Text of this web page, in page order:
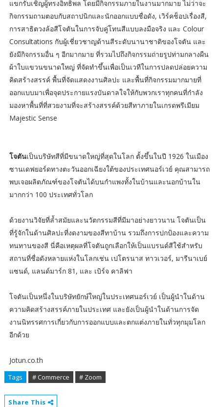
แขกรับเชิญผู้ทรงอิทธิพล โดยมีกิจกรรมภายในงานมากมาย ไม่ว่าจะ
กิจกรรมถามตอบกับสถาปนิกและนักออกแบบชื่อดัง, เวิร์คช็อปเรื่องสี,
การสาธิตวงล้อสีโจตันในการจับคู่โทนสีแบบลงมือจริง และ Colour
Consultations กับผู้เชี่ยวชาญด้านสีระดับนานาชาติของโจตัน และ
ยังมีกิจกรรมอื่น ๆ อีกมากมาย ที่รวมไปถึงกิจกรรมถ่ายรูปท่ามกลางผืน
ผ้าใบแขวนขนาดใหญ่ ที่จัดทำขึ้นเพื่อเป็นเวทีในการปลดปล่อยความ
คิดสร้างสรรค์ พื้นที่จัดแสดงงานศิลปะ และพื้นที่กิจกรรมมากมายที่
ออกแบบมาเพื่อจุดประกายแรงบันดาลใจให้กับพวกเราทุกคนที่กำลัง
มองหาพื้นที่ที่สวยงามที่จะสร้างสรรค์ด้วยสีทาภายในเกรดพรีเมียม
Majestic Sense
โจตันเป็นบริษัทสีที่มีขนาดใหญ่ที่สุดในโลก ตั้งขึ้นในปี 1926 ในเมือง
ซานเดฟยอร์ดทางตะวันออกเฉียงใต้ของประเทศนอร์เวย์ คุณสามารถ
พบเจอผลิตภัณฑ์ของโจตันได้บนกำแพงทั้งในบ้านและนอกบ้านใน
มากกว่า 100 ประเทศทั่วโลก
ด้วยงานวิจัยที่ล้ำสมัยและนวัตกรรมสีที่มีมาอย่างยาวนาน โจตันเป็น
ที่รู้จักในด้านศิลปะที่งดงามของสีทาบ้าน รวมถึงการปกป้องและความ
ทนทานของสี นี่คือเหตุผลที่โจตันถูกเลือกให้เป็นแบรนด์สีใช้สำหรับ
สถานที่ชื่อดังหลายแห่งในโลกเช่น เปโตรนาส ทาวเวอร์, มารีนาเบย์
แซนด์, แลนด์มาร์ก 81, และ เบิร์จ คาลิฟา
โจตันเป็นหนึ่งในบริษัทยักษ์ใหญ่ในประเทศนอร์เวย์ เป็นผู้นำในด้าน
ความคิดสร้างสรรค์ภายในประเทศ และยังเป็นผู้นำในด้านการจัด
งานนิทรรศการเกี่ยวกับการออกแบบและตกแต่งภายในทั่วทุกมุมโลก
อีกด้วย
Jotun.co.th
Tags # Commerce # Zoom
Share This